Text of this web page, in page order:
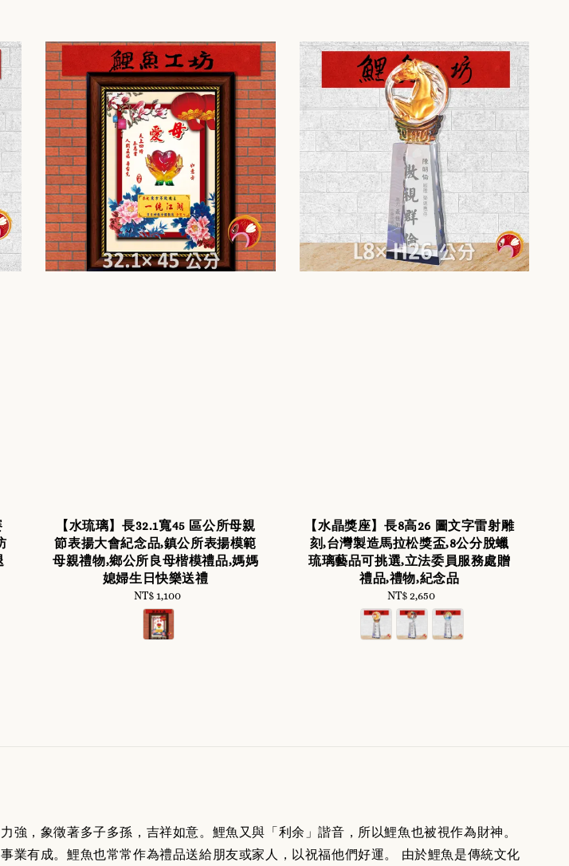
【水琉璃】長32.1寬45 區公所母親
節表揚大會紀念品,鎮公所表揚模範
母親禮物,鄉公所良母楷模禮品,媽媽
媳婦生日快樂送禮
Regular
price
NT$ 1,100
【水晶獎座】長8高26 圖文字雷射雕
刻,台灣製造馬拉松獎盃,8公分脫蠟
琉璃藝品可挑選,立法委員服務處贈
禮品,禮物,紀念品
Regular
price
NT$ 2,650
，象徵著多子多孫，吉祥如意。鯉魚又與「利余」諧音，所以鯉魚也被視作為財神。
有成。鯉魚也常常作為禮品送給朋友或家人，以祝福他們好運。 由於鯉魚是傳統文化